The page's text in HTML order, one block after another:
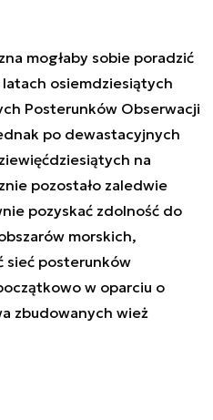
mogłaby sobie poradzić
osiemdziesiątych
Posterunków Obserwacji
po dewastacyjnych
na
pozostało zaledwie
pozyskać zdolność do
morskich,
sieć posterunków
w oparciu o
zbudowanych wież